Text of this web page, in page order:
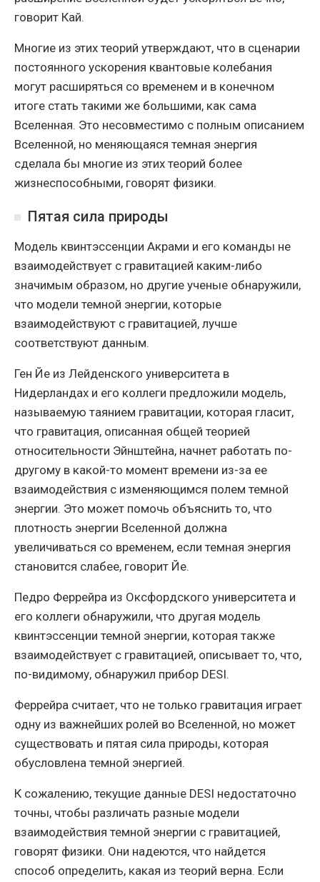
говорит Кай.
Многие из этих теорий утверждают, что в сценарии
постоянного ускорения квантовые колебания
могут расширяться со временем и в конечном
итоге стать такими же большими, как сама
Вселенная. Это несовместимо с полным описанием
Вселенной, но меняющаяся темная энергия
сделала бы многие из этих теорий более
жизнеспособными, говорят физики.
Пятая сила природы
Модель квинтэссенции Акрами и его команды не
взаимодействует с гравитацией каким-либо
значимым образом, но другие ученые обнаружили,
что модели темной энергии, которые
взаимодействуют с гравитацией, лучше
соответствуют данным.
Ген Йе из Лейденского университета в
Нидерландах и его коллеги предложили модель,
называемую таянием гравитации, которая гласит,
что гравитация, описанная общей теорией
относительности Эйнштейна, начнет работать по-
другому в какой-то момент времени из-за ее
взаимодействия с изменяющимся полем темной
энергии. Это может помочь объяснить то, что
плотность энергии Вселенной должна
увеличиваться со временем, если темная энергия
становится слабее, говорит Йе.
Педро Феррейра из Оксфордского университета и
его коллеги обнаружили, что другая модель
квинтэссенции темной энергии, которая также
взаимодействует с гравитацией, описывает то, что,
по-видимому, обнаружил прибор DESI.
Феррейра считает, что не только гравитация играет
одну из важнейших ролей во Вселенной, но может
существовать и пятая сила природы, которая
обусловлена ​​темной энергией.
К сожалению, текущие данные DESI недостаточно
точны, чтобы различать разные модели
взаимодействия темной энергии с гравитацией,
говорят физики. Они надеются, что найдется
способ определить, какая из теорий верна. Если